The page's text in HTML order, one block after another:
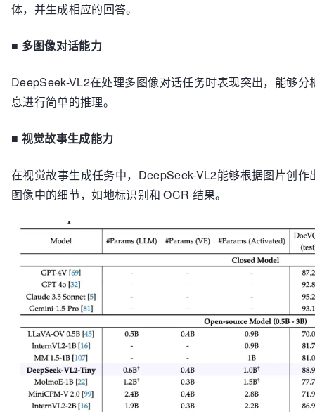
体，并生成相应的回答。
■ 多图像对话能力
DeepSeek-VL2在处理多图像对话任务时表现突出，能够
息进行简单的推理。
■ 视觉故事生成能力
在视觉故事生成任务中，DeepSeek-VL2能够根据图片创
图像中的细节，如地标识别和 OCR 结果。